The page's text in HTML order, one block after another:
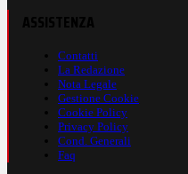
Contatti
La Redazione
Nota Legale
Gestione Cookie
Cookie Policy
Privacy Policy
Cond. Generali
Faq